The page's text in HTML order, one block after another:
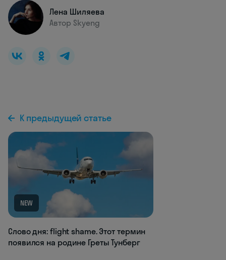
Лена Шиляева
Автор Skyeng
К предыдущей статье
NEW
Слово дня: flight shame. Этот термин
появился на родине Греты Тунберг